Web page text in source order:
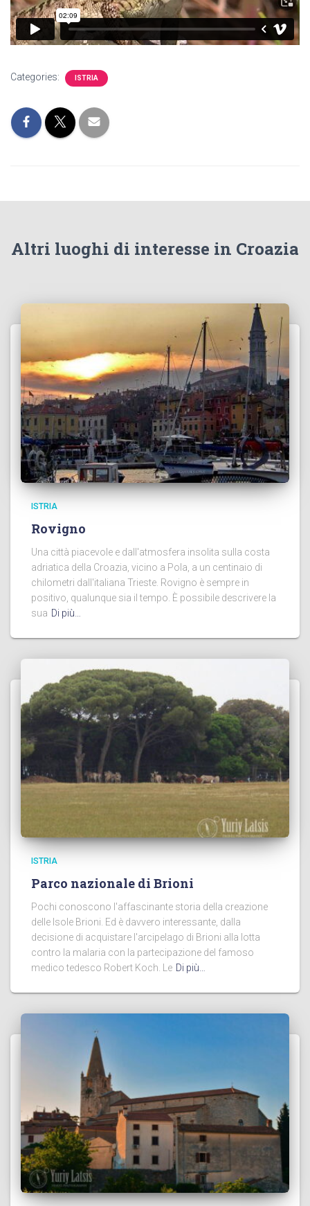
Categories: ISTRIA
Altri luoghi di interesse in Croazia
ISTRIA
Rovigno
Una città piacevole e dall'atmosfera insolita sulla costa
adriatica della Croazia, vicino a Pola, a un centinaio di
chilometri dall'italiana Trieste. Rovigno è sempre in
positivo, qualunque sia il tempo. È possibile descrivere la
sua Di più…
ISTRIA
Parco nazionale di Brioni
Pochi conoscono l'affascinante storia della creazione
delle Isole Brioni. Ed è davvero interessante, dalla
decisione di acquistare l'arcipelago di Brioni alla lotta
contro la malaria con la partecipazione del famoso
medico tedesco Robert Koch. Le Di più…